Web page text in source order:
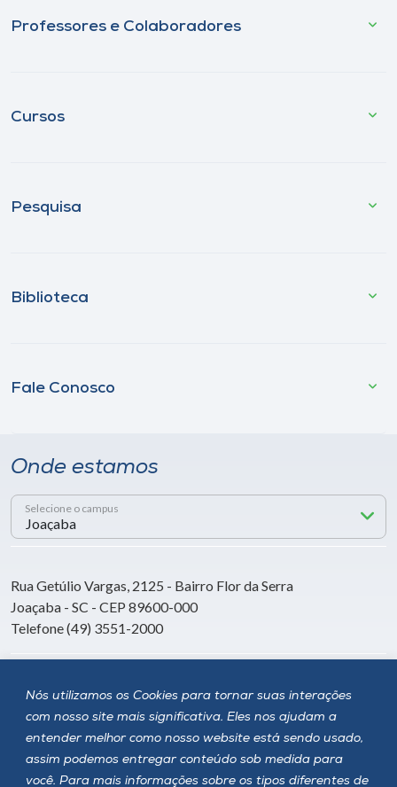
Nós utilizamos os Cookies para tornar suas interações
com nosso site mais significativa. Eles nos ajudam a
entender melhor como nosso website está sendo usado,
assim podemos entregar conteúdo sob medida para
você. Para mais informações sobre os tipos diferentes de
Professores e Colaboradores
Cursos
Pesquisa
Biblioteca
Fale Conosco
Onde estamos
Selecione o campus
Rua Getúlio Vargas, 2125 - Bairro Flor da Serra
Joaçaba - SC - CEP 89600-000
Telefone (49) 3551-2000
Siga a Unoesc